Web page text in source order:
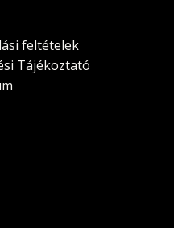
feltételek
Tájékoztató